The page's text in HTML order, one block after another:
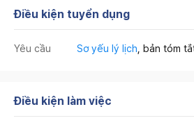
Điều kiện tuyển dụng
Yêu cầu Sơ yếu lý lịch , bản tóm
Điều kiện làm việc